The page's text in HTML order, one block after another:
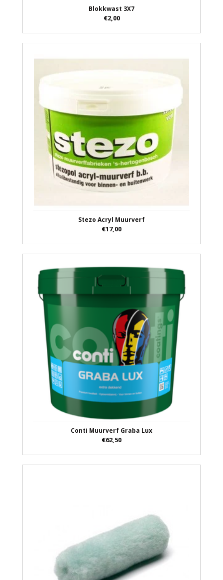
Blokkwast 3X7
€2,00
Stezo Acryl Muurverf
€17,00
Conti Muurverf Graba Lux
€62,50